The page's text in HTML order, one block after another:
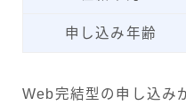
申し込み年齢
Web完結型の申し込み